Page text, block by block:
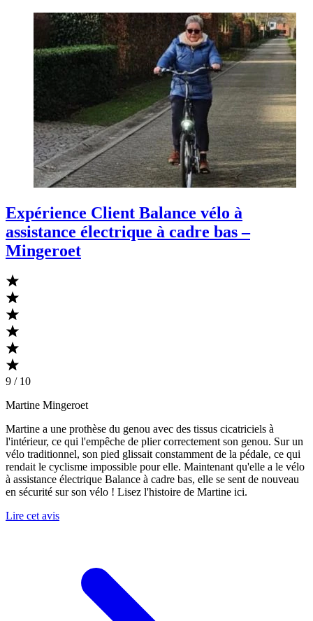
Expérience Client Balance vélo à
assistance électrique à cadre bas –
Mingeroet
9 / 10
Martine Mingeroet
Martine a une prothèse du genou avec des tissus cicatriciels à
l'intérieur, ce qui l'empêche de plier correctement son genou. Sur un
vélo traditionnel, son pied glissait constamment de la pédale, ce qui
rendait le cyclisme impossible pour elle. Maintenant qu'elle a le vélo
à assistance électrique Balance à cadre bas, elle se sent de nouveau
en sécurité sur son vélo ! Lisez l'histoire de Martine ici.
Lire cet avis